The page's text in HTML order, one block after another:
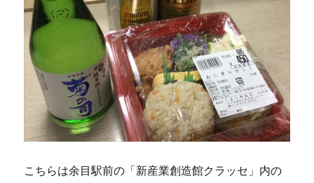
こちらは余目駅前の「新産業創造館クラッセ」内の